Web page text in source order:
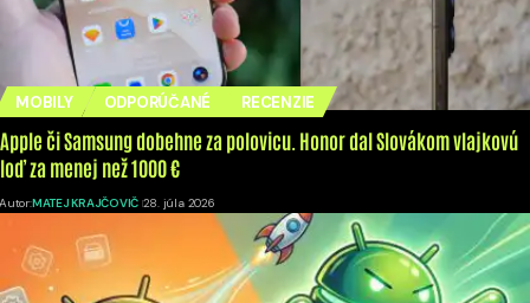
MOBILY ODPORÚČANÉ RECENZIE
Apple či Samsung dobehne za polovicu. Honor dal Slovákom vlajkovú
loď za menej než 1000 €
Autor:MATEJ KRAJČOVIČ 28. júla 2026